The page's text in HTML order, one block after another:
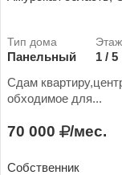
Панельный 1 / 5
Сдам
обходимое для...
70 000 /мес.
Собственник